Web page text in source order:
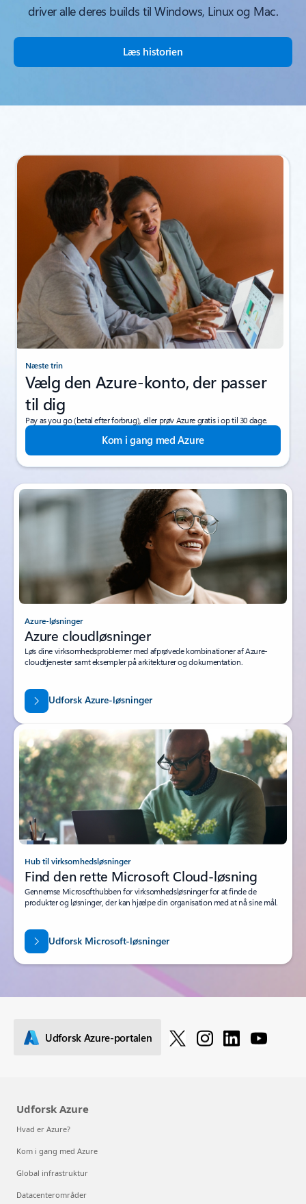
driver alle deres builds til Windows, Linux og Mac.
Læs historien
Næste trin
Vælg den Azure-konto, der passer
til dig
Pay as you go (betal efter forbrug), eller prøv Azure gratis i op til 30 dage.
Kom i gang med Azure
Azure-løsninger
Azure cloudløsninger
Løs dine virksomhedsproblemer med afprøvede kombinationer af Azure-
cloudtjenester samt eksempler på arkitekturer og dokumentation.
Udforsk Azure-løsninger
Hub til virksomhedsløsninger
Find den rette Microsoft Cloud-løsning
Gennemse Microsofthubben for virksomhedsløsninger for at finde de
produkter og løsninger, der kan hjælpe din organisation med at nå sine mål.
Udforsk Microsoft-løsninger
Udforsk Azure-portalen
Udforsk Azure
Hvad er Azure?
Kom i gang med Azure
Global infrastruktur
Datacenterområder